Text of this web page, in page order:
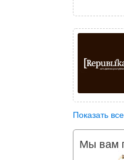
Показать
Мы вам